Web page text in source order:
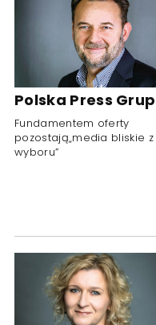
Polska Press
Fundamentem oferty
pozostają„media bliskie z
wyboru”